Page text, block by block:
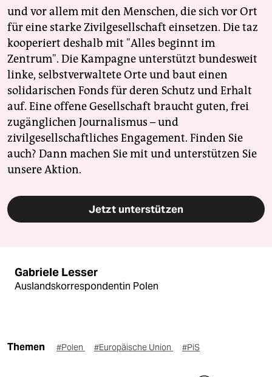
und vor allem mit den Menschen, die sich vor Ort
für eine starke Zivilgesellschaft einsetzen. Die taz
kooperiert deshalb mit "Alles beginnt im
Zentrum". Die Kampagne unterstützt bundesweit
linke, selbstverwaltete Orte und baut einen
solidarischen Fonds für deren Schutz und Erhalt
auf. Eine offene Gesellschaft braucht guten, frei
zugänglichen Journalismus – und
zivilgesellschaftliches Engagement. Finden Sie
auch? Dann machen Sie mit und unterstützen Sie
unsere Aktion.
Jetzt unterstützen
Gabriele Lesser
Auslandskorrespondentin Polen
Themen #Polen #Europäische Union #PiS